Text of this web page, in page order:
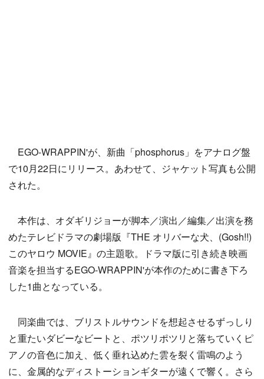
EGO-WRAPPIN'が、新曲「phosphorus」をアナログ盤
で10月22日にリリース。あわせて、ジャケット写真も公開
された。
本作は、オダギリジョーが脚本／演出／編集／出演を務
めたテレビドラマの劇場版『THE オリバーな犬、(Gosh!!)
このヤロウ MOVIE』の主題歌。ドラマ版に引き続き映画
音楽を担当するEGO-WRAPPIN'が本作のために書き下ろ
した1曲となっている。
同楽曲では、ブリストルサウンドを想起させるずっしり
と重たいダビーなビートと、ポツリポツリと落ちていくピ
アノの音色に加え、低く垂れ込めた雲を裂く雷鳴のよう
に、金属的なディストーションギターが遠くで響く。さら